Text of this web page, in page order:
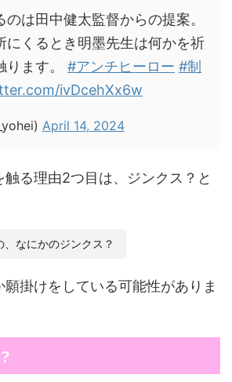
は田中健太監督からの提案。
にくるとき明墨先生は何かを祈
ります。 #アンチヒーロー #制
ivDcehXx6w
April 14, 2024
る理由2つ目は、ジンクス？と
、なにかのジンクス？
掛けをしている可能性がありま